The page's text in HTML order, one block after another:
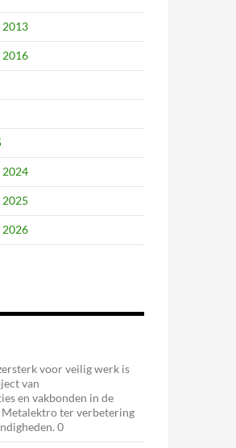
2013
2016
2024
2026
voor veilig werk is
van
en vakbonden in de
ter verbetering
0